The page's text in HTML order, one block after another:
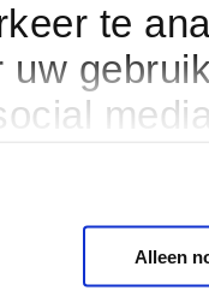
te
uw
Alleen